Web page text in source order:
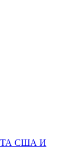
США И